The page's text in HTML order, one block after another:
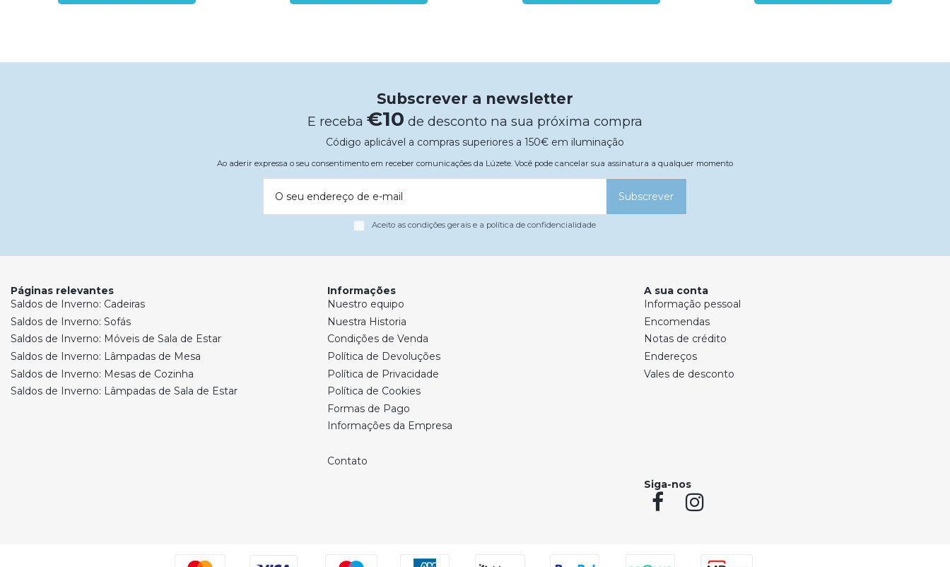
Subscrever a newsletter
E receba €10 de desconto na sua próxima compra
Código aplicável a compras superiores a 150€ em iluminação
Ao aderir expressa o seu consentimento em receber comunicações da Lúzete. Você pode cancelar sua assinatura a qualquer momento
O seu endereço de e-mail Subscrever
Aceito as condições gerais e a política de confidencialidade
Páginas relevantes
Saldos de Inverno: Cadeiras
Saldos de Inverno: Sofás
Saldos de Inverno: Móveis de Sala de Estar
Saldos de Inverno: Lâmpadas de Mesa
Saldos de Inverno: Mesas de Cozinha
Saldos de Inverno: Lâmpadas de Sala de Estar
Informações
Nuestro equipo
Nuestra Historia
Condições de Venda
Política de Devoluções
Política de Privacidade
Política de Cookies
Formas de Pago
Informações da Empresa
Contato
A sua conta
Informação pessoal
Encomendas
Notas de crédito
Endereços
Vales de desconto
Siga-nos